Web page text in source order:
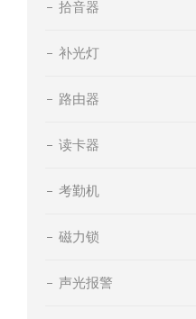
拾音器
补光灯
路由器
读卡器
考勤机
磁力锁
声光报警